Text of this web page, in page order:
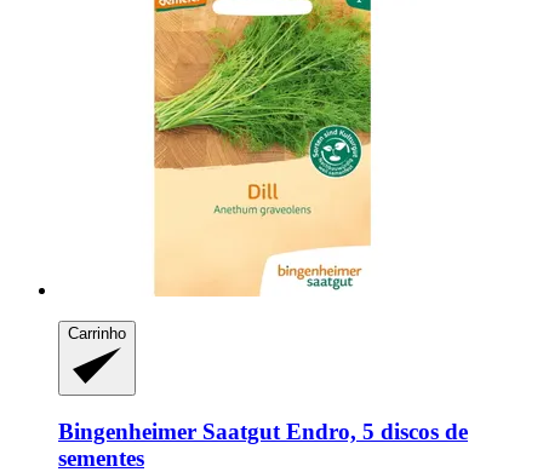
Carrinho
Bingenheimer Saatgut Endro, 5 discos de
sementes